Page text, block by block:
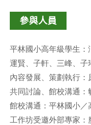
參與人員
平林國小高年級學生：
運賢、子軒、三峰、子
內容發展、策劃執行：
共同討論、館校溝通：
館校溝通：平林國小／
工作坊受邀外部專家：